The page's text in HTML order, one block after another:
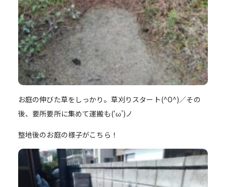
お庭の伸びた草をしっかり。草刈りスタート(^O^)／その
後、要所要所に集めて運搬も(‘ω’)ノ
整地後のお庭の様子がこちら！